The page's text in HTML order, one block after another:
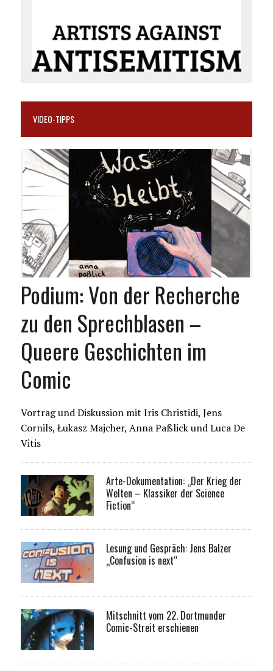
VIDEO-TIPPS
Podium: Von der Recherche
zu den Sprechblasen –
Queere Geschichten im
Comic
Vortrag und Diskussion mit Iris Christidi, Jens
Cornils, Łukasz Majcher, Anna Paßlick und Luca De
Vitis
Arte-Dokumentation: „Der Krieg der
Welten – Klassiker der Science
Fiction“
Lesung und Gespräch: Jens Balzer
„Confusion is next“
Mitschnitt vom 22. Dortmunder
Comic-Streit erschienen